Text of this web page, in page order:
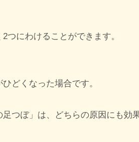
つにわけることができます。
ひどくなった場合です。
つぼ」は、どちらの原因にも効